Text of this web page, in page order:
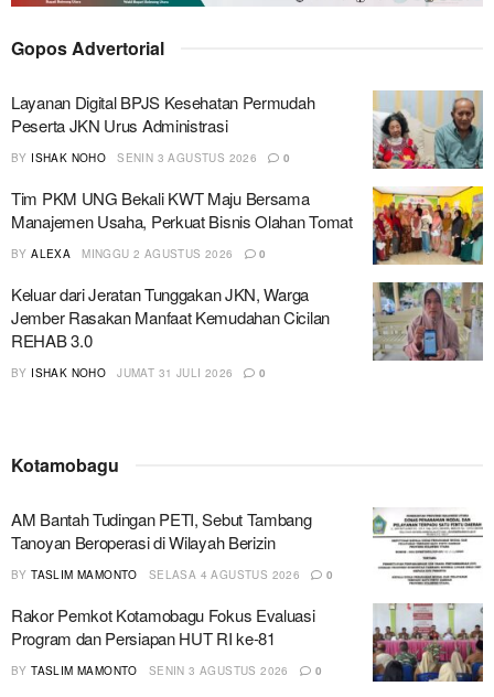
Gopos Advertorial
Layanan Digital BPJS Kesehatan Permudah
Peserta JKN Urus Administrasi
BY ISHAK NOHO SENIN 3 AGUSTUS 2026 0
Tim PKM UNG Bekali KWT Maju Bersama
Manajemen Usaha, Perkuat Bisnis Olahan Tomat
BY ALEXA MINGGU 2 AGUSTUS 2026 0
Keluar dari Jeratan Tunggakan JKN, Warga
Jember Rasakan Manfaat Kemudahan Cicilan
REHAB 3.0
BY ISHAK NOHO JUMAT 31 JULI 2026 0
Kotamobagu
AM Bantah Tudingan PETI, Sebut Tambang
Tanoyan Beroperasi di Wilayah Berizin
BY TASLIM MAMONTO SELASA 4 AGUSTUS 2026 0
Rakor Pemkot Kotamobagu Fokus Evaluasi
Program dan Persiapan HUT RI ke-81
BY TASLIM MAMONTO SENIN 3 AGUSTUS 2026 0